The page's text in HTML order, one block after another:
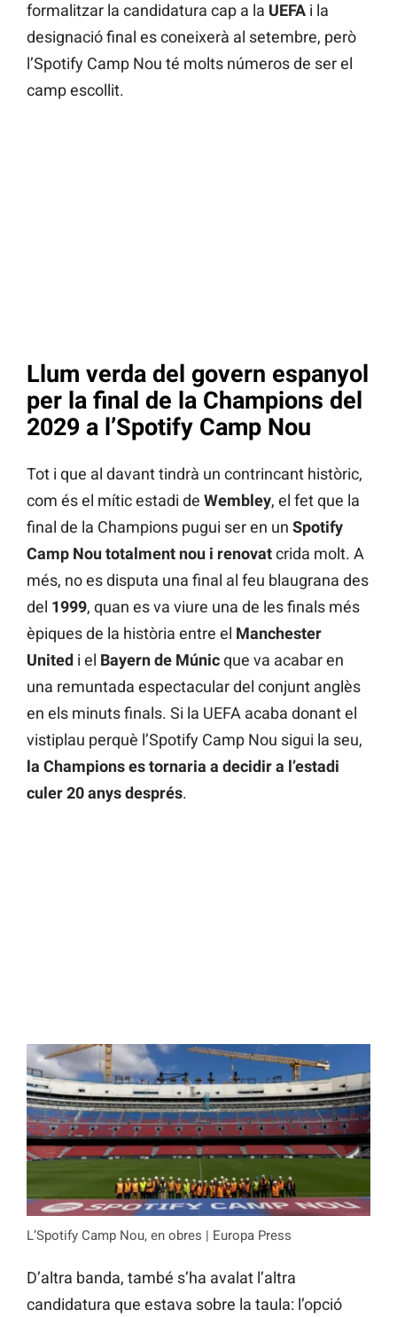
formalitzar la candidatura cap a la UEFA i la
designació final es coneixerà al setembre, però
l’Spotify Camp Nou té molts números de ser el
camp escollit.
Llum verda del govern espanyol
per la final de la Champions del
2029 a l’Spotify Camp Nou
Tot i que al davant tindrà un contrincant històric,
com és el mític estadi de Wembley, el fet que la
final de la Champions pugui ser en un Spotify
Camp Nou totalment nou i renovatcrida molt. A
més, no es disputa una final al feu blaugrana des
del 1999, quan es va viure una de les finals més
èpiques de la història entre el Manchester
United i el Bayern de Múnicque va acabar en
una remuntada espectacular del conjunt anglès
en els minuts finals. Si la UEFA acaba donant el
vistiplau perquè l’Spotify Camp Nou sigui la seu,
la Champions es tornaria a decidir a l’estadi
culer 20 anys després.
L’Spotify Camp Nou, en obres | Europa Press
D’altra banda, també s’ha avalat l’altra
candidatura que estava sobre la taula: l’opció